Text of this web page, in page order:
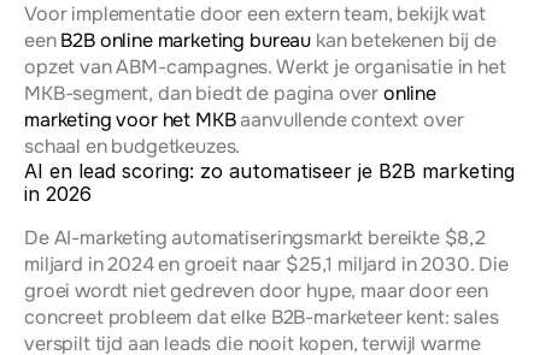
Voor implementatie door een extern team, bekijk wat
een B2B online marketing bureau kan betekenen bij de
opzet van ABM-campagnes. Werkt je organisatie in het
MKB-segment, dan biedt de pagina over online
marketing voor het MKB aanvullende context over
schaal en budgetkeuzes.
AI en lead scoring: zo automatiseer je B2B marketing
in 2026
De AI-marketing automatiseringsmarkt bereikte $8,2
miljard in 2024 en groeit naar $25,1 miljard in 2030. Die
groei wordt niet gedreven door hype, maar door een
concreet probleem dat elke B2B-marketeer kent: sales
verspilt tijd aan leads die nooit kopen, terwijl warme